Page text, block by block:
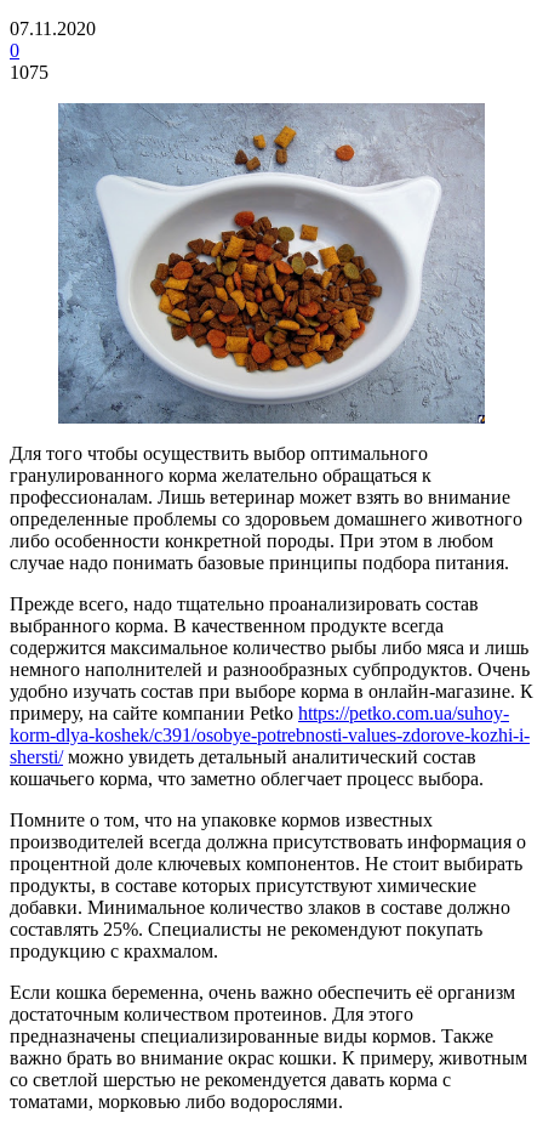
07.11.2020
0
1075
Для того чтобы осуществить выбор оптимального
гранулированного корма желательно обращаться к
профессионалам. Лишь ветеринар может взять во внимание
определенные проблемы со здоровьем домашнего животного
либо особенности конкретной породы. При этом в любом
случае надо понимать базовые принципы подбора питания.
Прежде всего, надо тщательно проанализировать состав
выбранного корма. В качественном продукте всегда
содержится максимальное количество рыбы либо мяса и лишь
немного наполнителей и разнообразных субпродуктов. Очень
удобно изучать состав при выборе корма в онлайн-магазине. К
примеру, на сайте компании Petko https://petko.com.ua/suhoy-
korm-dlya-koshek/c391/osobye-potrebnosti-values-zdorove-kozhi-i-
shersti/можно увидеть детальный аналитический состав
кошачьего корма, что заметно облегчает процесс выбора.
Помните о том, что на упаковке кормов известных
производителей всегда должна присутствовать информация о
процентной доле ключевых компонентов. Не стоит выбирать
продукты, в составе которых присутствуют химические
добавки. Минимальное количество злаков в составе должно
составлять 25%. Специалисты не рекомендуют покупать
продукцию с крахмалом.
Если кошка беременна, очень важно обеспечить её организм
достаточным количеством протеинов. Для этого
предназначены специализированные виды кормов. Также
важно брать во внимание окрас кошки. К примеру, животным
со светлой шерстью не рекомендуется давать корма с
томатами, морковью либо водорослями.